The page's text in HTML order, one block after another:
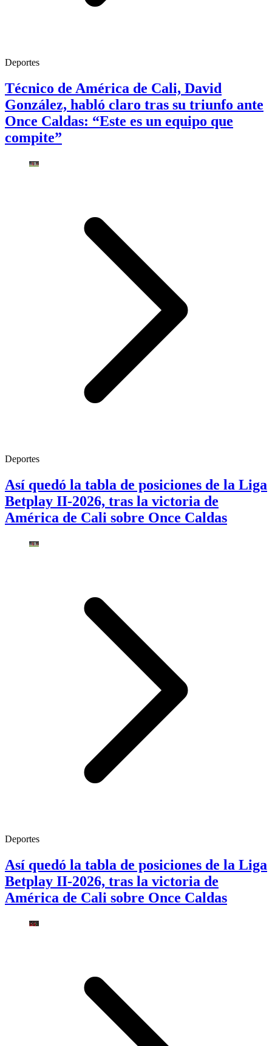
Deportes
Técnico de América de Cali, David
González, habló claro tras su triunfo ante
Once Caldas: “Este es un equipo que
compite”
Deportes
Así quedó la tabla de posiciones de la Liga
Betplay II-2026, tras la victoria de
América de Cali sobre Once Caldas
Deportes
Así quedó la tabla de posiciones de la Liga
Betplay II-2026, tras la victoria de
América de Cali sobre Once Caldas